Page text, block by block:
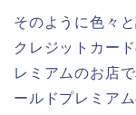
そのように色々
クレジットカー
レミアムのお店
ールドプレミア